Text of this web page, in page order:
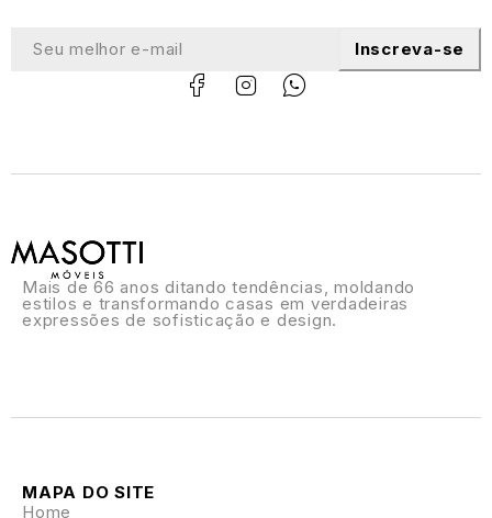
Mais de 66 anos ditando tendências, moldando
estilos e transformando casas em verdadeiras
expressões de sofisticação e design.
MAPA DO SITE
Home
Inscreva-se